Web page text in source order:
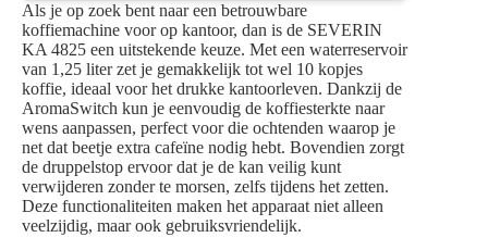
Als je op zoek bent naar een betrouwbare
koffiemachine voor op kantoor, dan is de SEVERIN
KA 4825 een uitstekende keuze. Met een waterreservoir
van 1,25 liter zet je gemakkelijk tot wel 10 kopjes
koffie, ideaal voor het drukke kantoorleven. Dankzij de
AromaSwitch kun je eenvoudig de koffiesterkte naar
wens aanpassen, perfect voor die ochtenden waarop je
net dat beetje extra cafeïne nodig hebt. Bovendien zorgt
de druppelstop ervoor dat je de kan veilig kunt
verwijderen zonder te morsen, zelfs tijdens het zetten.
Deze functionaliteiten maken het apparaat niet alleen
veelzijdig, maar ook gebruiksvriendelijk.